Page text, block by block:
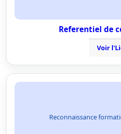
Referentiel de
Voir
Reconnaissance